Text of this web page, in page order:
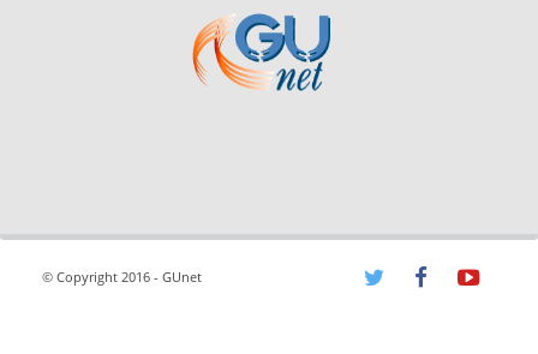
© Copyright 2016 - GUnet